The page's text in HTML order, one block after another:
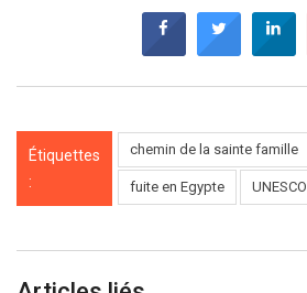
Étiquettes
:
chemin de la sainte famille
fuite en Egypte UNESCO